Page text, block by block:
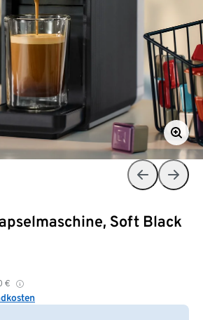
Soft Black
€